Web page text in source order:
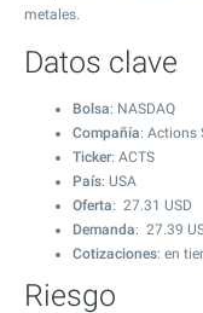
metales.
Datos clave
Bolsa: NASDAQ
Compañía: Actions
Ticker: ACTS
País: USA
Oferta: 27.31 USD
Demanda: 27.39
Cotizaciones: en
Riesgo